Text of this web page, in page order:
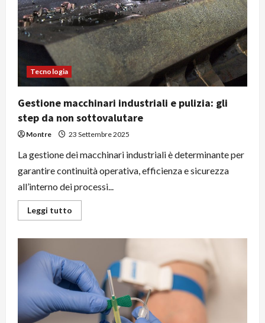
Tecnologia
Gestione macchinari industriali e pulizia: gli
step da non sottovalutare
Montre 23 Settembre 2025
La gestione dei macchinari industriali è determinante per
garantire continuità operativa, efficienza e sicurezza
all’interno dei processi...
Leggi tutto
di
industriali
e
pulizia:
gli
step
da
non
sottovalutare